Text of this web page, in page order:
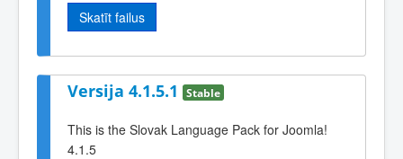
Skatīt failus
Versija 4.1.5.1 Stable
This is the Slovak Language Pack for Joomla!
4.1.5